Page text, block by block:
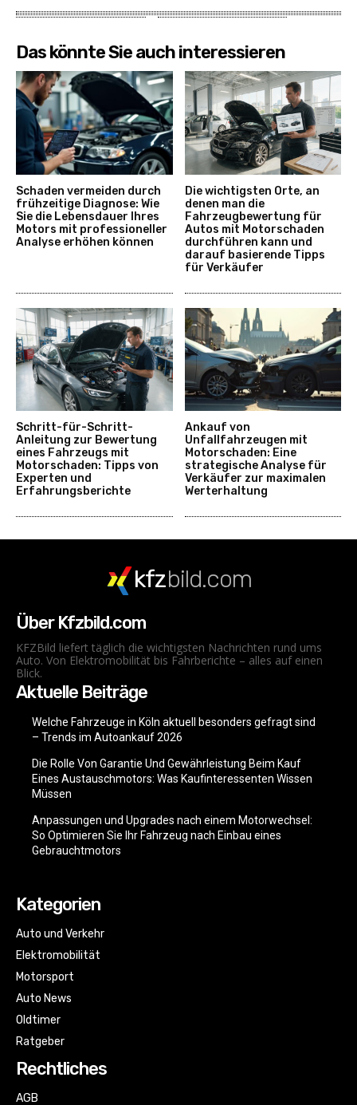
Das könnte Sie auch interessieren
Schaden vermeiden durch
frühzeitige Diagnose: Wie
Sie die Lebensdauer Ihres
Motors mit professioneller
Analyse erhöhen können
Die wichtigsten Orte, an
denen man die
Fahrzeugbewertung für
Autos mit Motorschaden
durchführen kann und
darauf basierende Tipps
für Verkäufer
Schritt-für-Schritt-
Anleitung zur Bewertung
eines Fahrzeugs mit
Motorschaden: Tipps von
Experten und
Erfahrungsberichte
Ankauf von
Unfallfahrzeugen mit
Motorschaden: Eine
strategische Analyse für
Verkäufer zur maximalen
Werterhaltung
kfzbild.com
Über Kfzbild.com
KFZBild liefert täglich die wichtigsten Nachrichten rund ums
Auto. Von Elektromobilität bis Fahrberichte – alles auf einen
Blick.
Aktuelle Beiträge
Welche Fahrzeuge in Köln aktuell besonders gefragt sind
– Trends im Autoankauf 2026
Die Rolle Von Garantie Und Gewährleistung Beim Kauf
Eines Austauschmotors: Was Kaufinteressenten Wissen
Müssen
Anpassungen und Upgrades nach einem Motorwechsel:
So Optimieren Sie Ihr Fahrzeug nach Einbau eines
Gebrauchtmotors
Kategorien
Auto und Verkehr
Elektromobilität
Motorsport
Auto News
Oldtimer
Ratgeber
Rechtliches
AGB